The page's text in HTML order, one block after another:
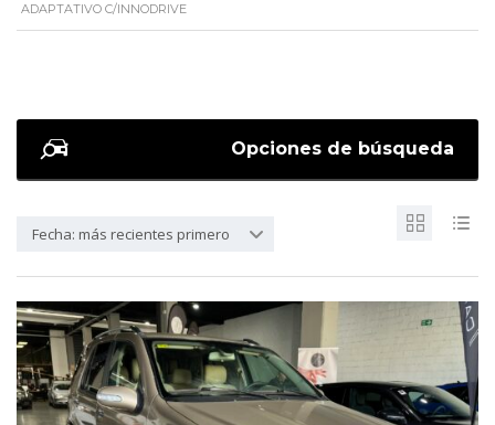
ADAPTATIVO C/INNODRIVE
Opciones de búsqueda
Fecha: más recientes primero